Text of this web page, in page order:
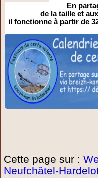
En
de la taille et
il fonctionne à partir de
Cette page sur :
Neufchâtel-